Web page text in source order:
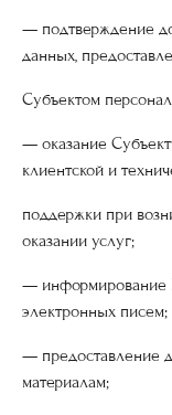
— подтверждение
данных,
Субъектом
— оказание
клиентской и
поддержки при
оказании услуг;
— информирование
электронных писем;
— предоставление
материалам;